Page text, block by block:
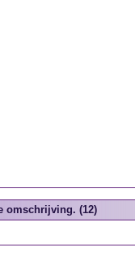
omschrijving. (12)